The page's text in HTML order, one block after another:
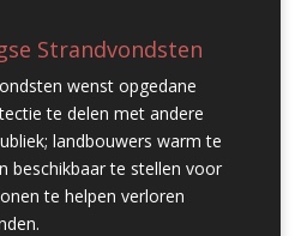
Strandvondsten
wenst opgedane
te delen met andere
landbouwers warm te
beschikbaar te stellen voor
te helpen verloren